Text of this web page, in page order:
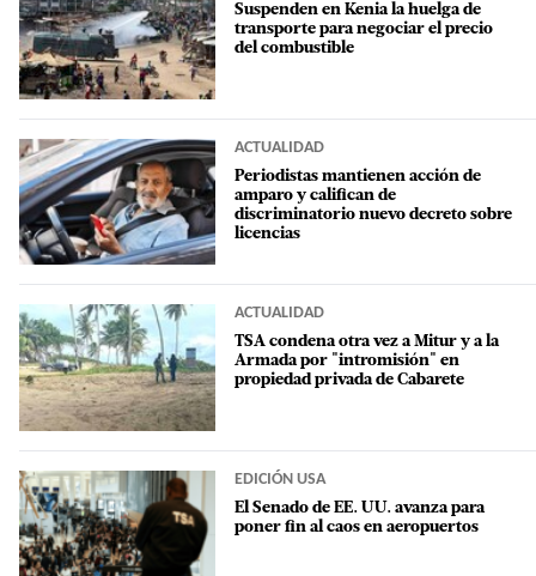
Suspenden en Kenia la huelga de
transporte para negociar el precio
del combustible
ACTUALIDAD
Periodistas mantienen acción de
amparo y califican de
discriminatorio nuevo decreto sobre
licencias
ACTUALIDAD
TSA condena otra vez a Mitur y a la
Armada por "intromisión" en
propiedad privada de Cabarete
EDICIÓN USA
El Senado de EE. UU. avanza para
poner fin al caos en aeropuertos